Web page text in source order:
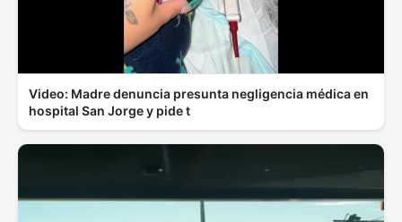
Video: Madre denuncia presunta negligencia médica en
hospital San Jorge y pide t